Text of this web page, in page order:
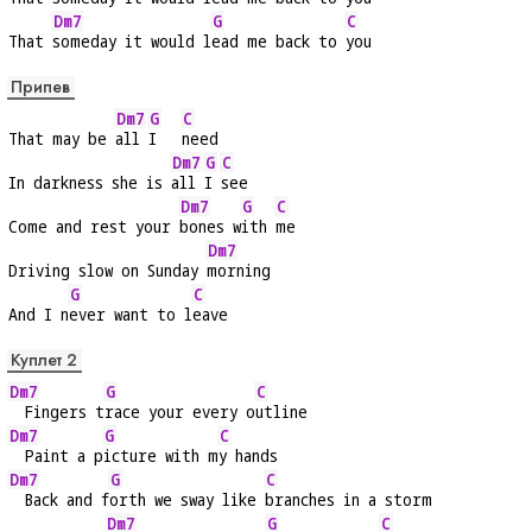
That
Dm7
someday it would l
G
ead me back to
C
you
Припев
That may be
Dm7
all
G
I
C
need
In darkness she is
Dm7
all
G
I
C
see
Come and rest your
Dm7
bones w
G
ith
C
me
Driving slow on Sunday
Dm7
morning
And I n
G
ever want to l
C
eave
Куплет 2
Dm7
  Fingers t
G
race your every o
C
utline
Dm7
  Paint a p
G
icture with m
C
y hands
Dm7
  Back and f
G
orth we sway like
C
branches in a storm
Dm7
G C